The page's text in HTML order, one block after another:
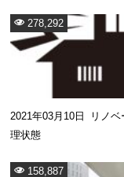
278,292
2021年03月10日 リノ
理状態
158,887